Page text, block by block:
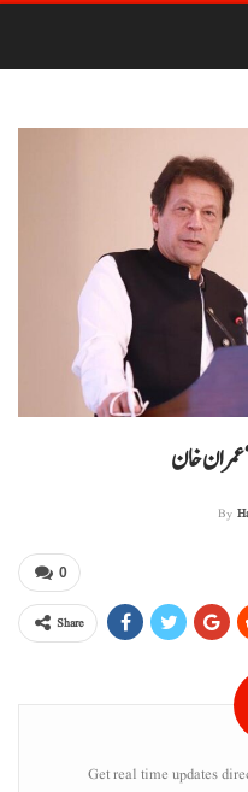
By
0
Share
Get real time updates